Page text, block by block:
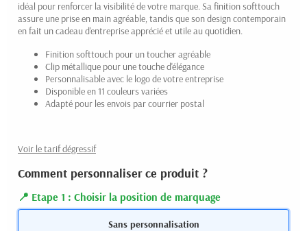
idéal pour renforcer la visibilité de votre marque. Sa finition softtouch
assure une prise en main agréable, tandis que son design contemporain
en fait un cadeau d'entreprise apprécié et utile au quotidien.
Finition softtouch pour un toucher agréable
Clip métallique pour une touche d'élégance
Personnalisable avec le logo de votre entreprise
Disponible en 11 couleurs variées
Adapté pour les envois par courrier postal
Voir le tarif dégressif
Comment personnaliser ce produit ?
Etape 1 : Choisir la position de marquage
Sans personnalisation